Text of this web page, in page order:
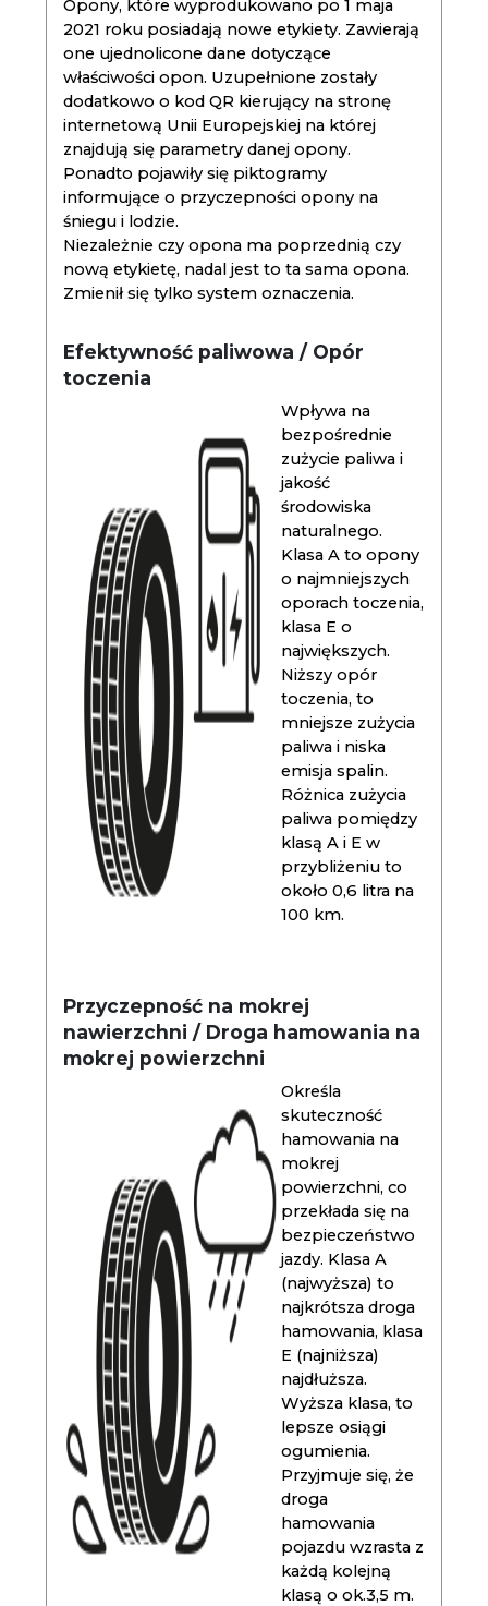
Opony, które wyprodukowano po 1 maja
2021 roku posiadają nowe etykiety. Zawierają
one ujednolicone dane dotyczące
właściwości opon. Uzupełnione zostały
dodatkowo o kod QR kierujący na stronę
internetową Unii Europejskiej na której
znajdują się parametry danej opony.
Ponadto pojawiły się piktogramy
informujące o przyczepności opony na
śniegu i lodzie.
Niezależnie czy opona ma poprzednią czy
nową etykietę, nadal jest to ta sama opona.
Zmienił się tylko system oznaczenia.
Efektywność paliwowa / Opór
toczenia
Wpływa na
bezpośrednie
zużycie paliwa i
jakość
środowiska
naturalnego.
Klasa A to opony
o najmniejszych
oporach toczenia,
klasa E o
największych.
Niższy opór
toczenia, to
mniejsze zużycia
paliwa i niska
emisja spalin.
Różnica zużycia
paliwa pomiędzy
klasą A i E w
przybliżeniu to
około 0,6 litra na
100 km.
Przyczepność na mokrej
nawierzchni / Droga hamowania na
mokrej powierzchni
Określa
skuteczność
hamowania na
mokrej
powierzchni, co
przekłada się na
bezpieczeństwo
jazdy. Klasa A
(najwyższa) to
najkrótsza droga
hamowania, klasa
E (najniższa)
najdłuższa.
Wyższa klasa, to
lepsze osiągi
ogumienia.
Przyjmuje się, że
droga
hamowania
pojazdu wzrasta z
każdą kolejną
klasą o ok.3,5 m.